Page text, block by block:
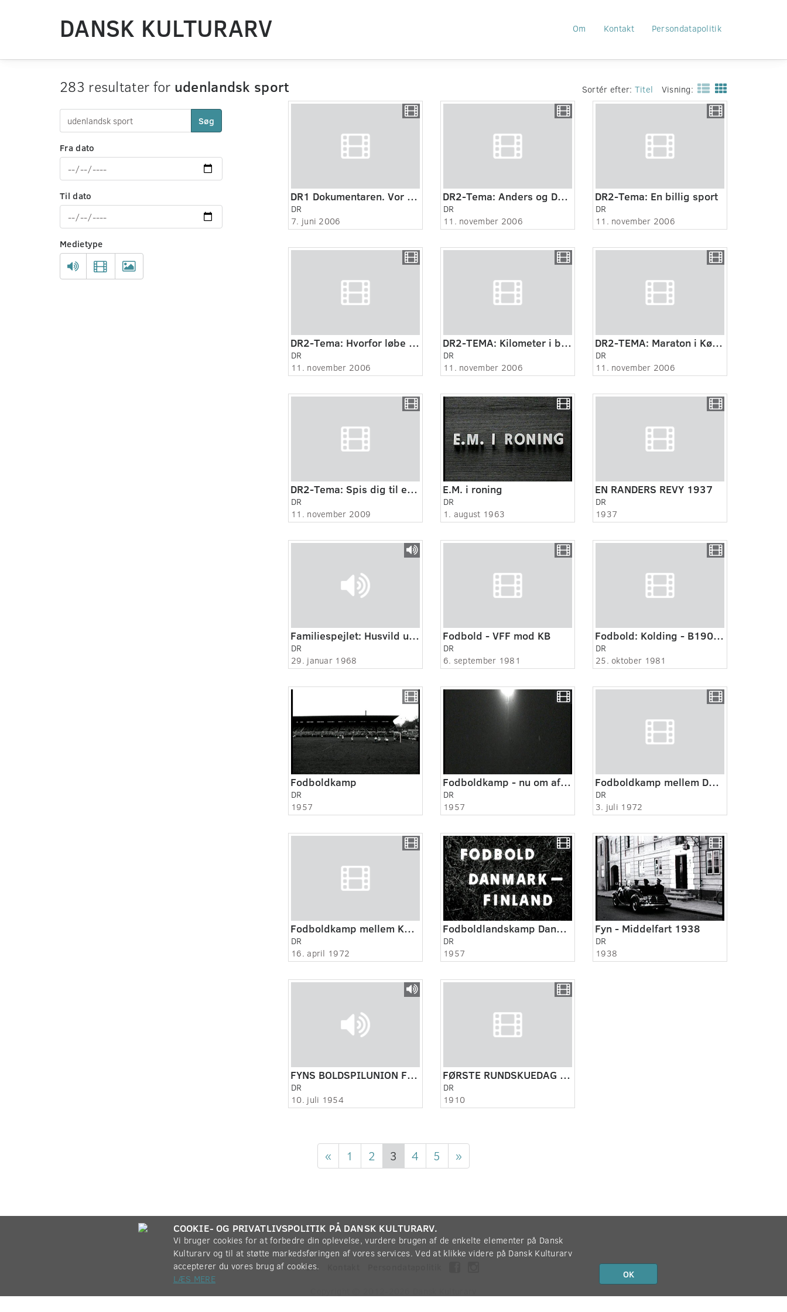
DANSK KULTURARV Om Kontakt Persondatapolitik
283 resultater for udenlandsk sport
Søg
Fra dato
Til dato
Medietype
Sortér efter: Titel Visning:
DR1 Dokumentaren. Vor Herre til Hest
DR
7. juni 2006
DR2-Tema: Anders og Dorte i mål
DR
11. november 2006
DR2-Tema: En billig sport
DR
11. november 2006
DR2-Tema: Hvorfor løbe så langt
DR
11. november 2006
DR2-TEMA: Kilometer i benene
DR
11. november 2006
DR2-TEMA: Maraton i København
DR
11. november 2006
DR2-Tema: Spis dig til en god præstation
DR
11. november 2009
E.M. i roning
DR
1. august 1963
EN RANDERS REVY 1937
DR
1937
Familiespejlet: Husvild uden forsorg
DR
29. januar 1968
Fodbold - VFF mod KB
DR
6. september 1981
Fodbold: Kolding - B1909 på Kolding stadion
DR
25. oktober 1981
Fodboldkamp
DR
1957
Fodboldkamp - nu om aften - 1957!
DR
1957
Fodboldkamp mellem Danmark og Island
DR
3. juli 1972
Fodboldkamp mellem Køge og Næstved
DR
16. april 1972
Fodboldlandskamp Danmark - Finland
DR
1957
Fyn - Middelfart 1938
DR
1938
FYNS BOLDSPILUNION FYLDER 50 ÅR.
DR
10. juli 1954
FØRSTE RUNDSKUEDAG I RANDERS (1928) 1910
DR
1910
« 1 2 3 4 5 »
Om
COOKIE- OG PRIVATLIVSPOLITIK PÅ DANSK KULTURARV.
Vi bruger cookies for at forbedre din oplevelse, vurdere brugen af de enkelte elementer på Dansk
Kulturarv og til at støtte markedsføringen af vores services. Ved at klikke videre på Dansk Kulturarv
accepterer du vores brug af cookies.
LÆS MERE
OK